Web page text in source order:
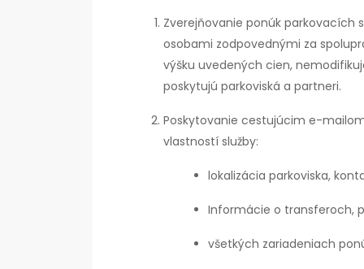
Zverejňovanie ponúk parkovacích
osobami zodpovednými za
výšku uvedených cien,
poskytujú parkoviská a partneri.
Poskytovanie cestujúcim e-
vlastností služby:
lokalizácia parkoviska,
Informácie o transferoch,
všetkých zariadeniach